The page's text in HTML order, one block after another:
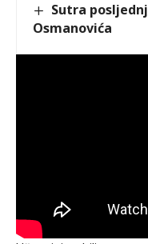
Sutra
Osmanovića